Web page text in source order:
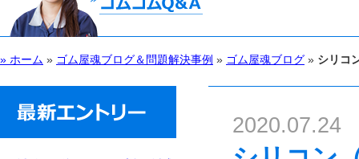
» ホーム » ゴム屋魂ブログ＆問題解決事例 » ゴム屋魂ブログ » シリコ
2020.07.24